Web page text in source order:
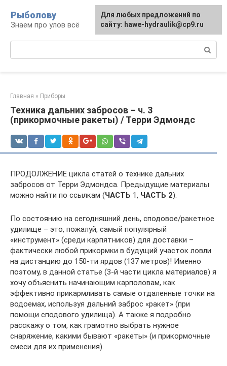
контенту
Рыболову
Знаем про улов всё
Главная » Приборы
Техника дальних забросов – ч. 3
(прикормочные ракеты) / Терри Эдмондс
ПРОДОЛЖЕНИЕ цикла статей о технике дальних
забросов от Терри Эдмондса. Предыдущие материалы
можно найти по ссылкам (ЧАСТЬ 1, ЧАСТЬ 2).
По состоянию на сегодняшний день, сподовое/ракетное
удилище – это, пожалуй, самый популярный
«инструмент» (среди карпятников) для доставки –
фактически любой прикормки в будущий участок ловли
на дистанцию до 150-ти ярдов (137 метров)! Именно
поэтому, в данной статье (3-й части цикла материалов) я
хочу объяснить начинающим карполовам, как
эффективно прикармливать самые отдаленные точки на
водоемах, используя дальний заброс «ракет» (при
помощи сподового удилища). А также я подробно
расскажу о том, как грамотно выбрать нужное
снаряжение, какими бывают «ракеты» (и прикормочные
смеси для их применения).
Для любых предложений по
сайту: hawe-hydraulik@cp9.ru